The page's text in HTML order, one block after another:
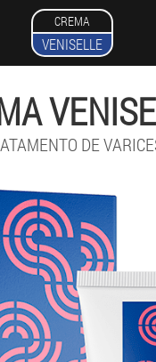
CREMA
VENISELLE
DE